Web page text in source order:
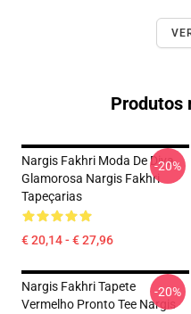
Produtos
Nargis Fakhri Moda De Diva
Glamorosa Nargis Fakhri
Tapeçarias
€ 20,14 - € 27,96
-20%
Nargis Fakhri Tapete
Vermelho Pronto Tee Nargis
-20%